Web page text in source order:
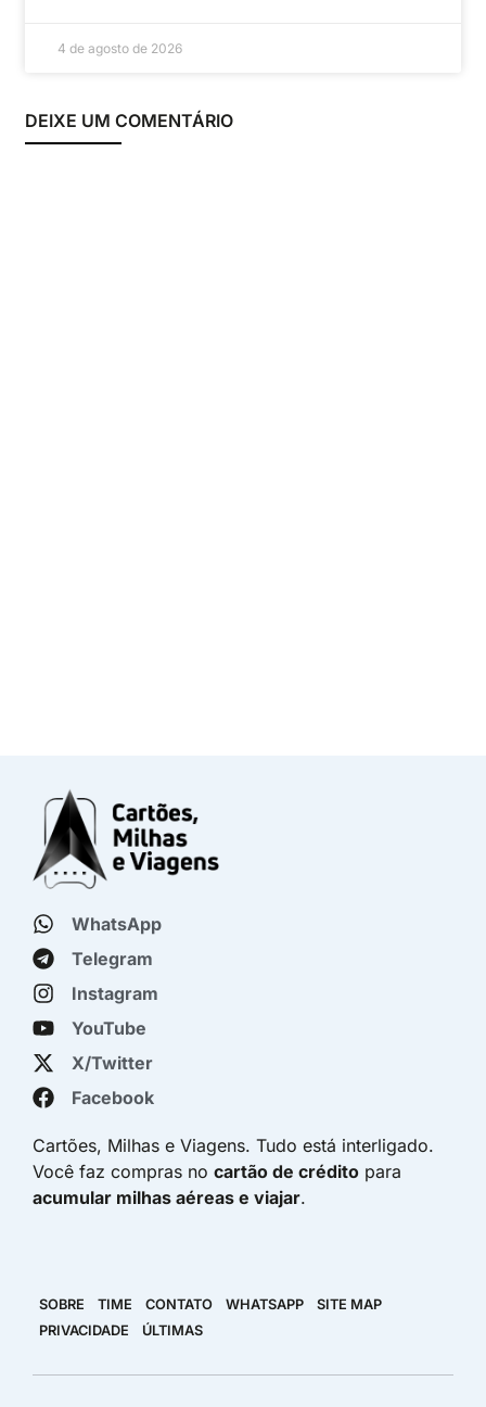
4 de agosto de 2026
DEIXE UM COMENTÁRIO
WhatsApp
Telegram
Instagram
YouTube
X/Twitter
Facebook
Cartões, Milhas e Viagens. Tudo está interligado.
Você faz compras no cartão de crédito para
acumular milhas aéreas e viajar.
SOBRE TIME CONTATO WHATSAPP
SITE MAP
PRIVACIDADE
ÚLTIMAS